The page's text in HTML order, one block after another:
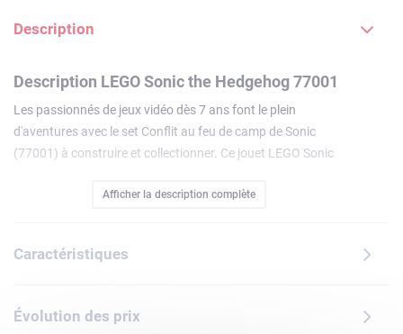
Description
Description LEGO Sonic the Hedgehog 77001
Les passionnés de jeux vidéo dès 7 ans font le plein
d'aventures avec le set Conflit au feu de camp de Sonic
(77001) à construire et collectionner. Ce jouet LEGO Sonic
et un lanceur, et des accessoires comme une Émeraude du
volant G.U.N. Beetle, le robot articulé G.U.N. Hunter et un
les filles et les garçons fans du hérisson à imaginer des
histoires avec Sonic et ses ennemis robots. Va-t-il se
Afficher la description complète
Caractéristiques
Évolution des prix